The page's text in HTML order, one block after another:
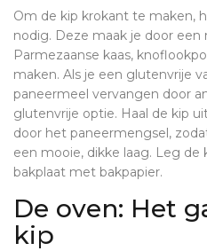
Om de kip krokant te maken,
nodig. Deze maak je door
Parmezaanse kaas,
maken. Als je een glutenvrije
paneermeel vervangen door
glutenvrije optie. Haal de kip
door het paneermengsel,
een mooie, dikke laag. Leg de
bakplaat met bakpapier.
De oven: Het
kip